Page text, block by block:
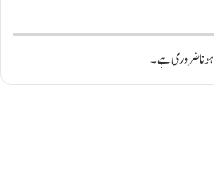
ہونا ضروری ہے۔